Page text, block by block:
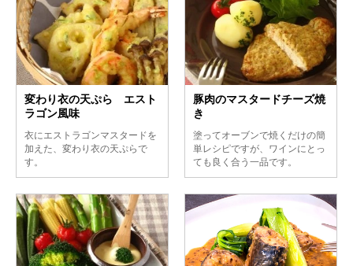
変わり衣の天ぷら エスト
ラゴン風味
衣にエストラゴンマスタードを
加えた、変わり衣の天ぷらで
す。
豚肉のマスタードチーズ焼
き
塗ってオーブンで焼くだけの簡
単レシピですが、ワインにとっ
ても良く合う一品です。